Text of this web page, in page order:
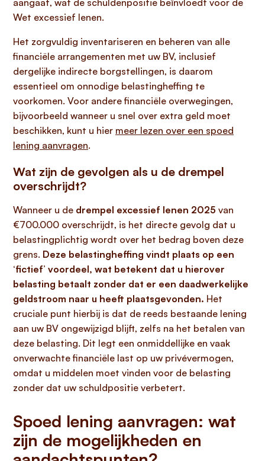
aangaat, wat de schuldenpositie beïnvloedt voor de
Wet excessief lenen.
Het zorgvuldig inventariseren en beheren van alle
financiële arrangementen met uw BV, inclusief
dergelijke indirecte borgstellingen, is daarom
essentieel om onnodige belastingheffing te
voorkomen. Voor andere financiële overwegingen,
bijvoorbeeld wanneer u snel over extra geld moet
beschikken, kunt u hier meer lezen over een spoed
lening aanvragen.
Wat zijn de gevolgen als u de drempel
overschrijdt?
Wanneer u de drempel excessief lenen 2025 van
€700.000 overschrijdt, is het directe gevolg dat u
belastingplichtig wordt over het bedrag boven deze
grens. Deze belastingheffing vindt plaats op een
‘fictief’ voordeel, wat betekent dat u hierover
belasting betaalt zonder dat er een daadwerkelijke
geldstroom naar u heeft plaatsgevonden. Het
cruciale punt hierbij is dat de reeds bestaande lening
aan uw BV ongewijzigd blijft, zelfs na het betalen van
deze belasting. Dit legt een onmiddellijke en vaak
onverwachte financiële last op uw privévermogen,
omdat u middelen moet vinden voor de belasting
zonder dat uw schuldpositie verbetert.
Spoed lening aanvragen: wat
zijn de mogelijkheden en